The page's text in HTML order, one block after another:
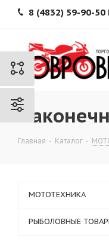
8 (4832) 59-90-
Главная - Каталог -
МОТОТЕХНИКА
РЫБОЛОВНЫЕ